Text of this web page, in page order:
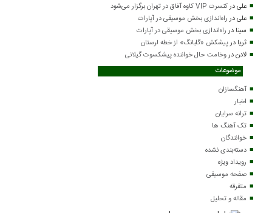
علیدرکنسرت VIP کاوه آفاق در تهران برگزار می‌شود
علیدر راه‌اندازی بخش موسیقی در آپارات
سینا در راه‌اندازی بخش موسیقی در آپارات
ثریا درپیشکش «گلبانگ» از خطه لرستان
لادندروخامت حال خواننده پیشکسوت گیلانی
موضوعات
آهنگسازان
اخبار
ترانه سرایان
تک آهنگ ها
خوانندگان
دسته‌بندی نشده
رویداد ویژه
صفحه موسیقی
متفرقه
مقاله و تحلیل